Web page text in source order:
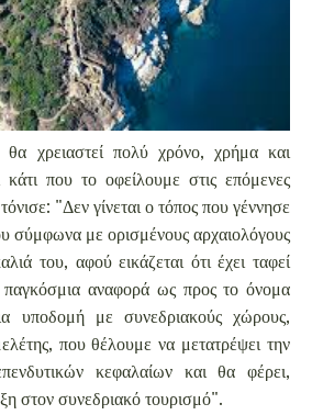
χρειαστεί πολύ χρόνο, χρήμα και
που το οφείλουμε στις επόμενες
"Δεν γίνεται ο τόπος που γέννησε
σύμφωνα με ορισμένους αρχαιολόγους
του, αφού εικάζεται ότι έχει ταφεί
αναφορά ως προς το όνομα
υποδομή με συνεδριακούς χώρους,
που θέλουμε να μετατρέψει την
κεφαλαίων και θα φέρει,
στον συνεδριακό τουρισμό".